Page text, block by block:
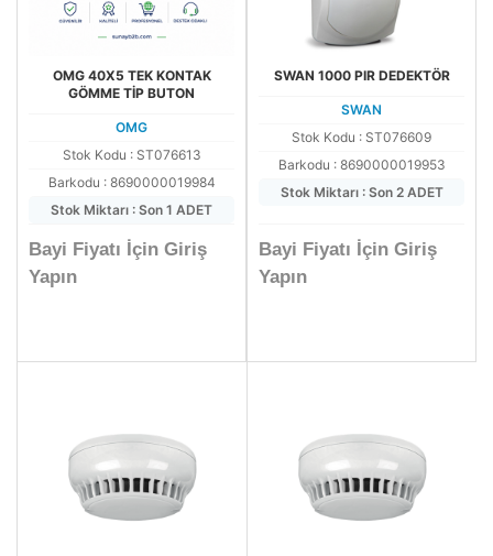
OMG 40X5 TEK KONTAK
GÖMME TİP BUTON
OMG
Stok Kodu : ST076613
Barkodu : 8690000019984
Stok Miktarı : Son 1 ADET
Bayi Fiyatı İçin Giriş
Yapın
SWAN 1000 PIR DEDEKTÖR
SWAN
Stok Kodu : ST076609
Barkodu : 8690000019953
Stok Miktarı : Son 2 ADET
Bayi Fiyatı İçin Giriş
Yapın